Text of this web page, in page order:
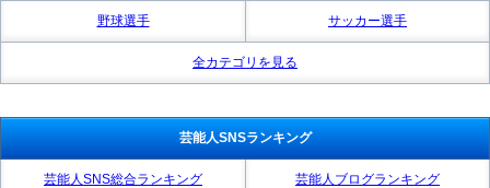
野球選手 サッカー選手
全カテゴリを見る
芸能人SNSランキング
芸能人SNS総合ランキング 芸能人ブログランキング